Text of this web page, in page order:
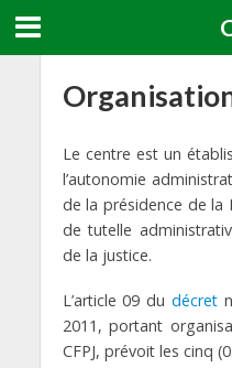
Le centre est un
l’autonomie
de la présidence de la
de tutelle
de la justice.
L’article 09 du décret
2011, portant
CFPJ, prévoit les cinq